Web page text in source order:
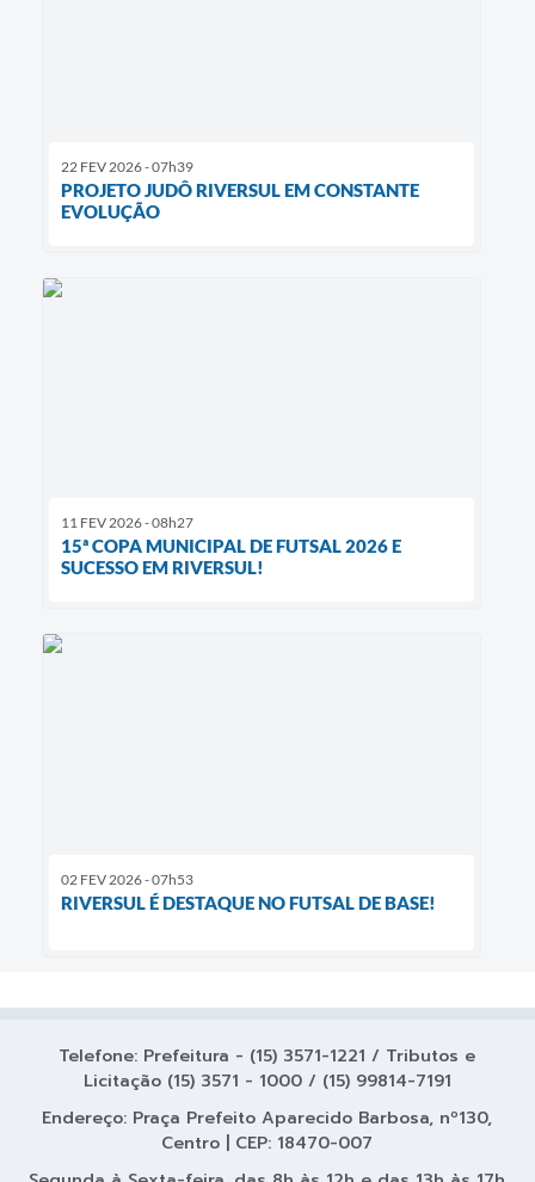
22 FEV 2026 - 07h39
PROJETO JUDÔ RIVERSUL EM CONSTANTE
EVOLUÇÃO
11 FEV 2026 - 08h27
15ª COPA MUNICIPAL DE FUTSAL 2026 E
SUCESSO EM RIVERSUL!
02 FEV 2026 - 07h53
RIVERSUL É DESTAQUE NO FUTSAL DE BASE!
Telefone: Prefeitura - (15) 3571-1221 / Tributos e
Licitação (15) 3571 - 1000 / (15) 99814-7191
Endereço: Praça Prefeito Aparecido Barbosa, nº130,
Centro | CEP: 18470-007